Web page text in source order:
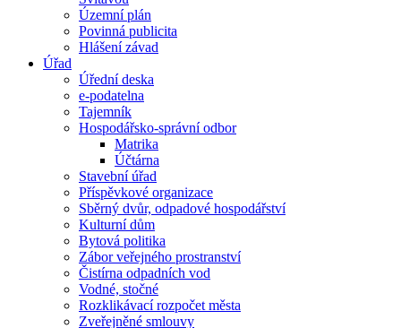
Územní plán
Povinná publicita
Hlášení závad
Úřad
Úřední deska
e-podatelna
Tajemník
Hospodářsko-správní odbor
Matrika
Účtárna
Stavební úřad
Příspěvkové organizace
Sběrný dvůr, odpadové hospodářství
Kulturní dům
Bytová politika
Zábor veřejného prostranství
Čistírna odpadních vod
Vodné, stočné
Rozklikávací rozpočet města
Zveřejněné smlouvy